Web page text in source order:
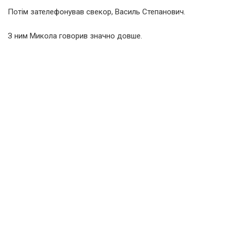
Потім зателефонував свекор, Василь Степанович.
З ним Микола говорив значно довше.